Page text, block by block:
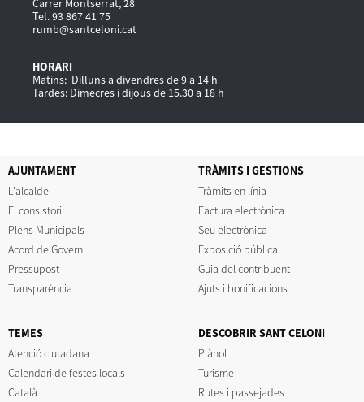
Carrer Montserrat, 28
Tel. 93 867 41 75
rumb@santceloni.cat
HORARI
Matins: Dilluns a divendres de 9 a 14 h
Tardes: Dimecres i dijous de 15.30 a 18 h
AJUNTAMENT
L'alcalde
El consistori
Plens Municipals
Acord de Govern
Pressupost
Transparència
TRÀMITS I GESTIONS
Tràmits en línia
Factura electrònica
Seu electrònica
Exposició pública
Guia del contribuent
Ajuts i bonificacions
TEMES
Atenció ciutadana
Calendari de festes locals
Català
DESCOBRIR SANT CELONI
Plànol
Turisme
Rutes i passejades